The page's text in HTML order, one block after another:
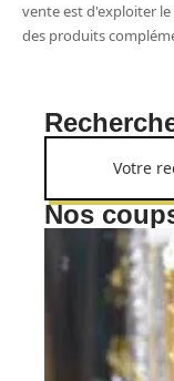
vente est d'exploiter
des produits
Nos